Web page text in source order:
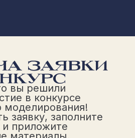
вы решили
в конкурсе
моделирования!
заявку, заполните
приложите